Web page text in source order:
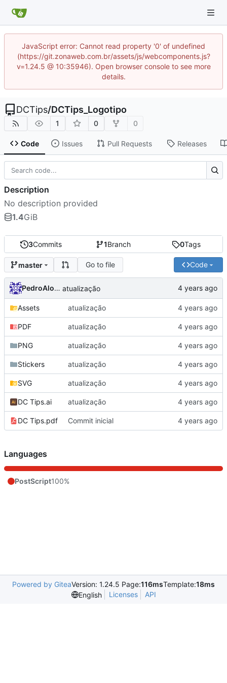
JavaScript error: Cannot read property '0' of undefined
(https://git.zonaweb.com.br/assets/js/webcomponents.js?
v=1.24.5 @ 10:35946). Open browser console to see more
details.
DCTips/DCTips_Logotipo
1 0 0
Code Issues Pull Requests Releases
3Commits 1Branch 0Tags
master Go to file Code
PedroAlonso atualização
Assets atualização
PDF atualização
PNG atualização
Stickers atualização
SVG atualização
DC Tips.ai atualização
DC Tips.pdf Commit inicial
Description
No description provided
1.4GiB
Languages
PostScript100%
Powered by GiteaVersion: 1.24.5 Page:116msTemplate:18ms
English
Licenses API